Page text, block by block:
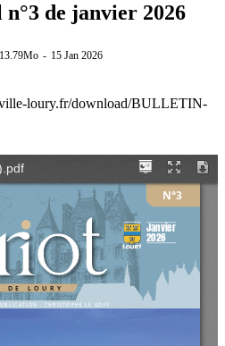
de janvier 2026
13.79Mo 15 Jan 2026
loury.fr/download/BULLETIN-